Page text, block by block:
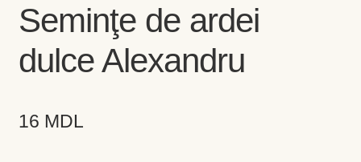
Informaţii
Seminţe de ardei
dulce Alexandru
16 MDL